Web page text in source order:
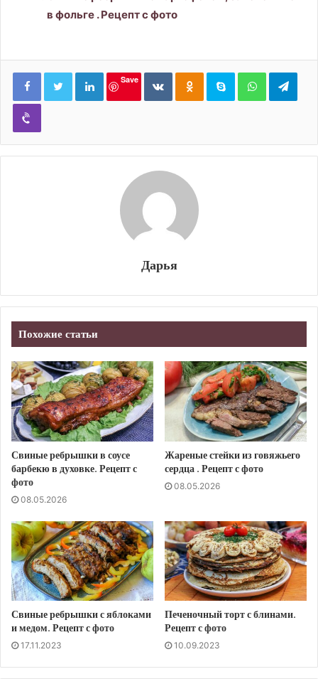
в фольге . Рецепт с фото
LinkedIn
Save
ВконтактеОдноклассники
Skype WhatsApp
Viber
Дарья
Похожие статьи
Свиные ребрышки в соусе
барбекю в духовке. Рецепт с
фото
08.05.2026
Жареные стейки из говяжьего
сердца . Рецепт с фото
08.05.2026
Свиные ребрышки с яблоками
и медом. Рецепт с фото
17.11.2023
Печеночный торт с блинами.
Рецепт с фото
10.09.2023